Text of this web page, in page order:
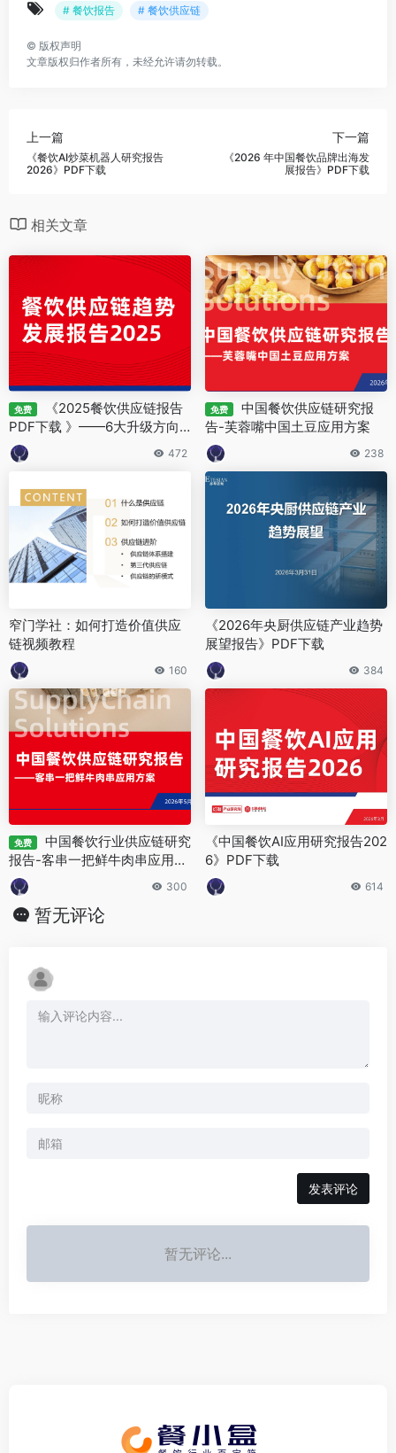
# 餐饮报告 # 餐饮供应链
© 版权声明
文章版权归作者所有，未经允许请勿转载。
上一篇
《餐饮AI炒菜机器人研究报告
2026》PDF下载
下一篇
《2026 年中国餐饮品牌出海发
展报告》PDF下载
相关文章
免费
《2025餐饮供应链报告
PDF下载 》——6大升级方向+
4大未来趋势，附标杆案例拆解
472
免费
中国餐饮供应链研究报
告-芙蓉嘴中国土豆应用方案
238
窄门学社：如何打造价值供应
链视频教程
160
《2026年央厨供应链产业趋势
展望报告》PDF下载
384
免费
中国餐饮行业供应链研究
报告-客串一把鲜牛肉串应用方
案
300
《中国餐饮AI应用研究报告202
6》PDF下载
614
暂无评论
发表评论
暂无评论...